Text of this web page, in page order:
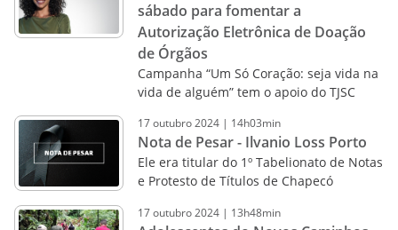
sábado para fomentar a
Autorização Eletrônica de Doação
de Órgãos
Campanha “Um Só Coração: seja vida na
vida de alguém” tem o apoio do TJSC
17outubro2024 | 14h03min
Nota de Pesar - Ilvanio Loss Porto
Ele era titular do 1º Tabelionato de Notas
e Protesto de Títulos de Chapecó
17outubro2024 | 13h48min